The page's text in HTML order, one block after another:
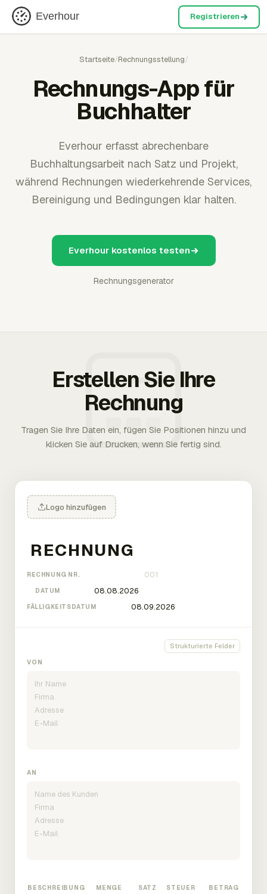
Everhour Registrieren
Startseite/Rechnungsstellung/
Rechnungs-App für
Buchhalter
Everhour erfasst abrechenbare
Buchhaltungsarbeit nach Satz und Projekt,
während Rechnungen wiederkehrende Services,
Bereinigung und Bedingungen klar halten.
Everhour kostenlos testen
Rechnungsgenerator
Erstellen Sie Ihre
Rechnung
Tragen Sie Ihre Daten ein, fügen Sie Positionen hinzu und
klicken Sie auf Drucken, wenn Sie fertig sind.
Logo hinzufügen
RECHNUNG NR.
DATUM
FÄLLIGKEITSDATUM
Strukturierte Felder
VON
AN
BESCHREIBUNG MENGE SATZ STEUER BETRAG